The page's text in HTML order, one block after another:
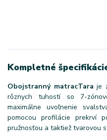
Kompletné
Obojstranný matracTaraje
rôznych tuhostí so 7-
maximálne uvoľnenie
pomocou profilácie prekrví
pružnosťou a taktiež tvarovou